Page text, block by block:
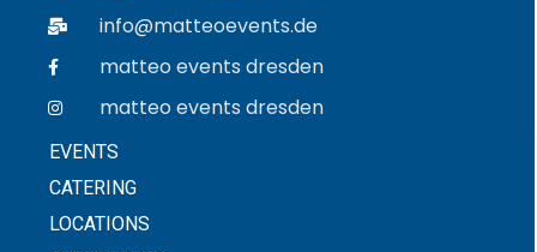
info@matteoevents.de
matteo events dresden
matteo events dresden
EVENTS
CATERING
LOCATIONS